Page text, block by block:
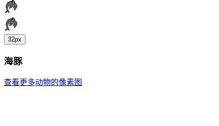
32px
海豚
查看更多动物的像素图